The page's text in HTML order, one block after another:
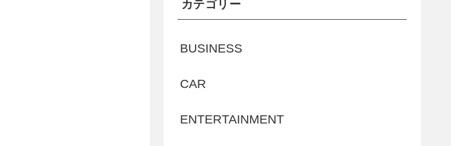
カテゴリー
BUSINESS
CAR
ENTERTAINMENT